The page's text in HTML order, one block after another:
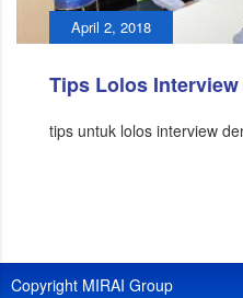
April 2, 2018
Tips Lolos
tips untuk lolos interview
Copyright MIRAI Group